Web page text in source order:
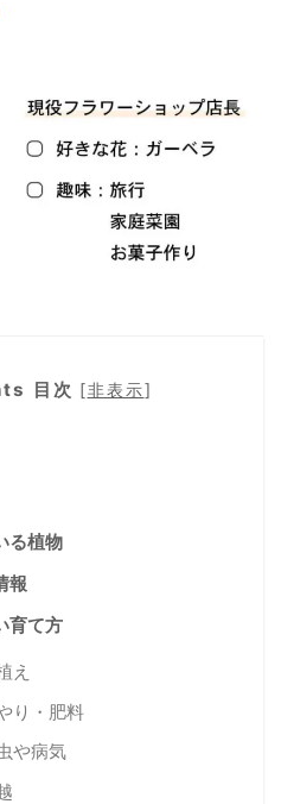
目次 [非表示]
る植物
報
育て方
え
り・肥料
や病気